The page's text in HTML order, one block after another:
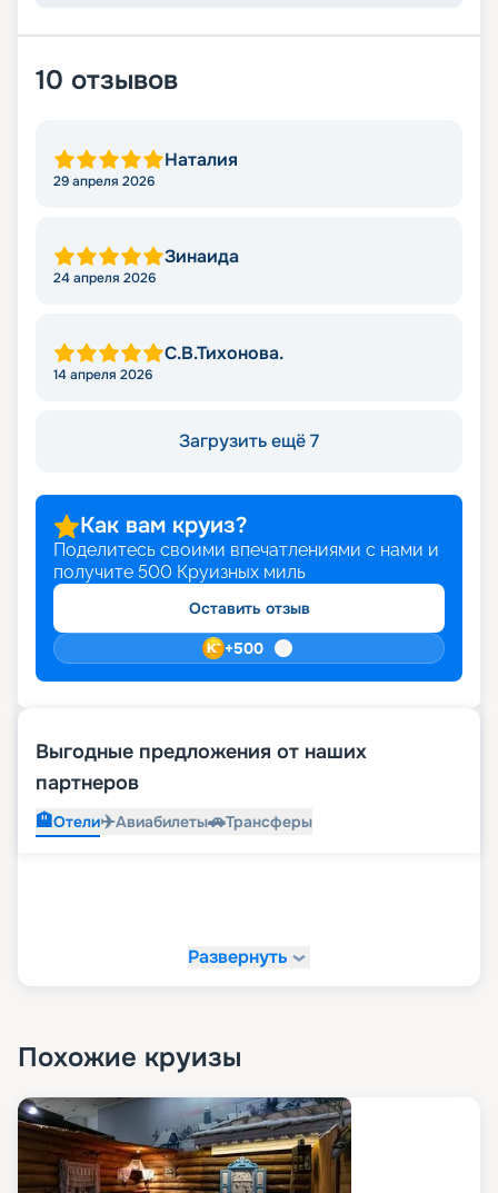
10 отзывов
Наталия
29 апреля 2026
Зинаида
24 апреля 2026
С.В.Тихонова.
14 апреля 2026
Загрузить ещё 7
Как вам круиз?
Поделитесь своими впечатлениями с нами и
получите 500 Круизных миль
Оставить отзыв
+500
Выгодные предложения от наших
партнеров
🏨Отели✈️Авиабилеты🚗Трансферы
Развернуть
Похожие круизы